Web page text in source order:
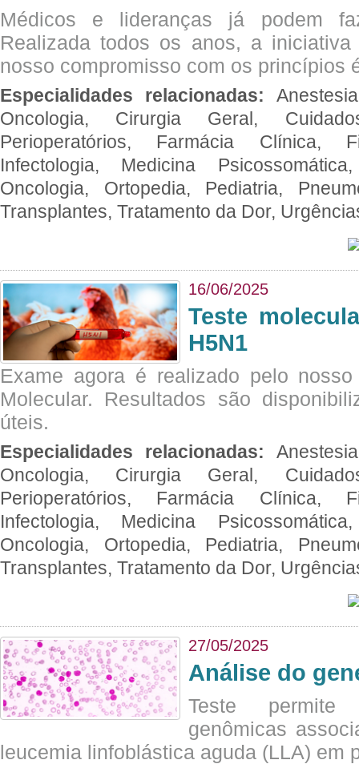
Médicos e lideranças já podem
Realizada todos os anos, a
nosso compromisso com os princípios
Especialidades relacionadas:
Oncologia, Cirurgia Geral,
Perioperatórios, Farmácia Clínica,
Infectologia, Medicina
Oncologia, Ortopedia, Pediatria,
Transplantes, Tratamento da Dor,
16/06/2025
Teste
H5N1
Exame agora é realizado pelo
Molecular. Resultados são
úteis.
Especialidades relacionadas:
Oncologia, Cirurgia Geral,
Perioperatórios, Farmácia Clínica,
Infectologia, Medicina
Oncologia, Ortopedia, Pediatria,
Transplantes, Tratamento da Dor,
27/05/2025
Análise do
Teste permite
genômicas
leucemia linfoblástica aguda (LLA) em